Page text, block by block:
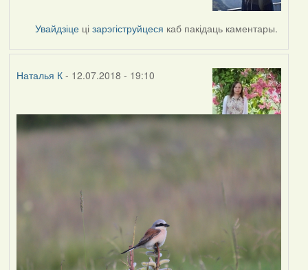
Увайдзіце цізарэгіструйцеся каб пакідаць каментары.
Наталья К- 12.07.2018 - 19:10